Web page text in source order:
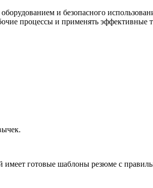
и безопасного
процессы и применять эффективные
готовые шаблоны резюме с